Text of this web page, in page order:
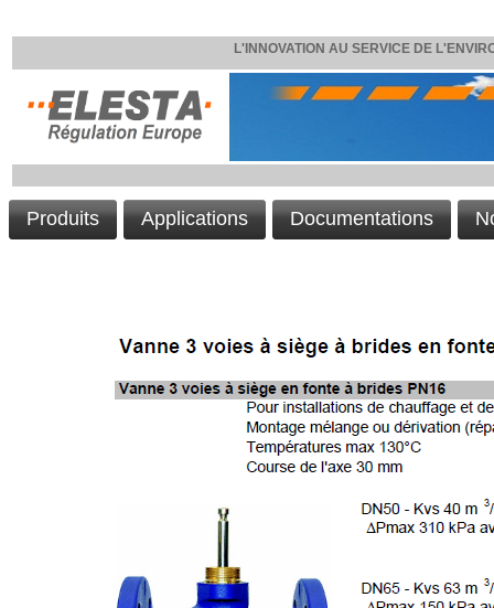
L'INNOVATION AU SERVICE DE
Produits Applications Documentations